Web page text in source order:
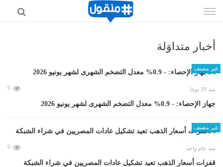
الى
أخبار متداوَلة
غير مصنف
منذ 29 يومًا 0
جهاز الإحصاء: - 0.9% معدل التضخم الشهرى لشهر يونيو 2026
غير مصنف
منذ عام واحد 0
قفزات أسعار الذهب تعيد تشكيل عادات المصريين في شراء الشبكة